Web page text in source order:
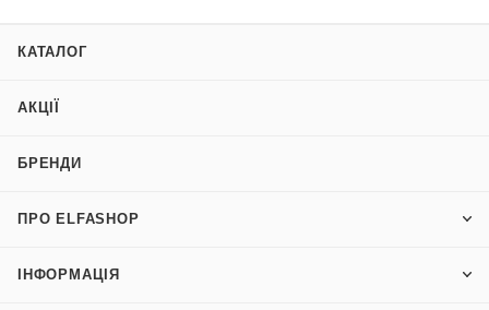
КАТАЛОГ
АКЦІЇ
БРЕНДИ
ПРО ELFASHOP
ІНФОРМАЦІЯ